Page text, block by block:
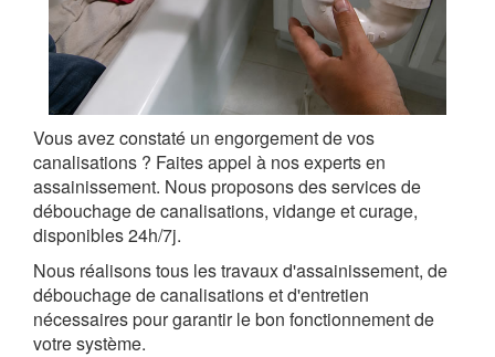
Vous avez constaté un engorgement de vos
canalisations ? Faites appel à nos experts en
assainissement. Nous proposons des services de
débouchage de canalisations, vidange et curage,
disponibles 24h/7j.
Nous réalisons tous les travaux d'assainissement, de
débouchage de canalisations et d'entretien
nécessaires pour garantir le bon fonctionnement de
votre système.